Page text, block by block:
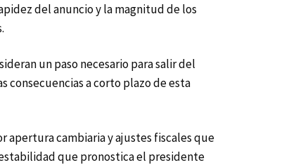
del anuncio y la magnitud de los
un paso necesario para salir del
consecuencias a corto plazo de esta
apertura cambiaria y ajustes fiscales que
que pronostica el presidente